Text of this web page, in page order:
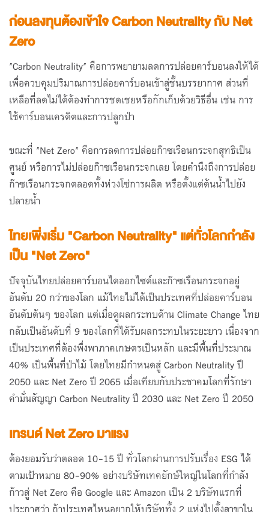
ก่อนลงทุนต้องเข้าใจ Carbon Neutrality กับ Net
Zero
"Carbon Neutrality" คือการพยายามลดการปล่อยคาร์บอนลงให้ได้
เพื่อควบคุมปริมาณการปล่อยคาร์บอนเข้าสู่ชั้นบรรยากาศ ส่วนที่
เหลือที่ลดไม่ได้ต้องทำการชดเชยหรือกักเก็บด้วยวิธีอื่น เช่น การ
ใช้คาร์บอนเครดิตและการปลูกป่า
ขณะที่ "Net Zero" คือการลดการปล่อยก๊าซเรือนกระจกสุทธิเป็น
ศูนย์ หรือการไม่ปล่อยก๊าซเรือนกระจกเลย โดยคำนึงถึงการปล่อย
ก๊าซเรือนกระจกตลอดทั้งห่วงโซ่การผลิต หรือตั้งแต่ต้นน้ำไปยัง
ปลายน้ำ
ไทยเพิ่งเริ่ม "Carbon Neutrality" แต่ทั่วโลกกำลัง
เป็น "Net Zero"
ปัจจุบันไทยปล่อยคาร์บอนไดออกไซด์และก๊าซเรือนกระจกอยู่
อันดับ 20 กว่าของโลก แม้ไทยไม่ได้เป็นประเทศที่ปล่อยคาร์บอน
อันดับต้นๆ ของโลก แต่เมื่อดูผลกระทบด้าน Climate Change ไทย
กลับเป็นอันดับที่ 9 ของโลกที่ได้รับผลกระทบในระยะยาว เนื่องจาก
เป็นประเทศที่ต้องพึ่งพาภาคเกษตรเป็นหลัก และมีพื้นที่ประมาณ
40% เป็นพื้นที่ป่าไม้ โดยไทยมีกำหนดสู่ Carbon Neutrality ปี
2050 และ Net Zero ปี 2065 เมื่อเทียบกับประชาคมโลกที่รักษา
คำมั่นสัญญา Carbon Neutrality ปี 2030 และ Net Zero ปี 2050
เทรนด์ Net Zero มาแรง
ต้องยอมรับว่าตลอด 10-15 ปี ทั่วโลกผ่านการปรับเรื่อง ESG ได้
ตามเป้าหมาย 80-90% อย่างบริษัทเทคยักษ์ใหญ่ในโลกที่กำลัง
ก้าวสู่ Net Zero คือ Google และ Amazon เป็น 2 บริษัทแรกที่